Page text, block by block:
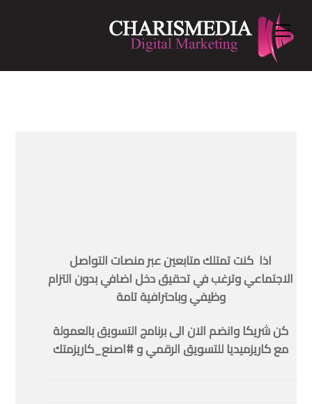
content
اذا كنت تمتلك متابعين عبر منصات التواصل
الاجتماعي وترغب في تحقيق دخل اضافي بدون التزام
وظيفي وباحترافية تامة
كن شريكا وانضم الان الى برنامج التسويق بالعمولة
مع كاريزميديا للتسويق الرقمي و #اصنع_كاريزمتك